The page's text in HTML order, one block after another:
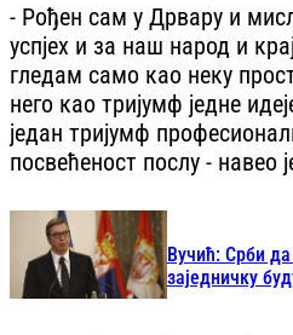
- Рођен сам у Дрвару и
успјех и за наш народ и
гледам само као неку
него као тријумф једне
један тријумф
посвећеност послу - навео
Вучић: Срби да
заједничку